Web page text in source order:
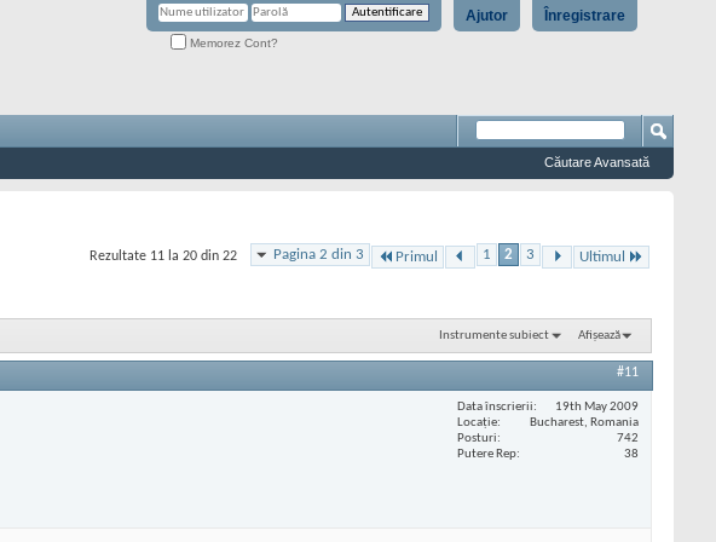
Înregistrare
Ajutor
Memorez Cont?
Căutare Avansată
Pagina 2 din 3 Primul 1 2 3 Ultimul
Rezultate 11 la 20 din 22
Instrumente subiect Afișează
#11
Data înscrierii
19th May 2009
Locaţie
Bucharest, Romania
Posturi
742
Putere Rep
38